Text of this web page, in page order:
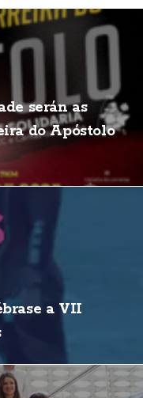
serán as
do Apóstolo
a VII